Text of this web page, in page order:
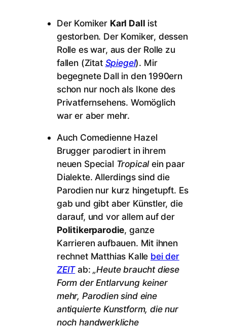
Der Komiker Karl Dall ist
gestorben. Der Komiker, dessen
Rolle es war, aus der Rolle zu
fallen (Zitat Spiegel). Mir
begegnete Dall in den 1990ern
schon nur noch als Ikone des
Privatfernsehens. Womöglich
war er aber mehr.
Auch Comedienne Hazel
Brugger parodiert in ihrem
neuen Special Tropicalein paar
Dialekte. Allerdings sind die
Parodien nur kurz hingetupft. Es
gab und gibt aber Künstler, die
darauf, und vor allem auf der
Politikerparodie, ganze
Karrieren aufbauen. Mit ihnen
rechnet Matthias Kalle bei der
ZEIT ab:„Heute braucht diese
Form der Entlarvung keiner
mehr, Parodien sind eine
antiquierte Kunstform, die nur
noch handwerkliche